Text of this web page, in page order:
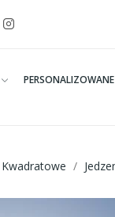
Kwadratowe